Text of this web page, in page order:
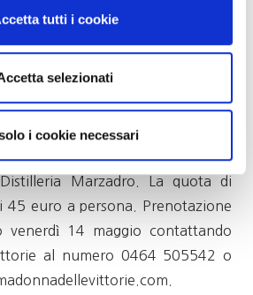
tutti i cookie
selezionati
i cookie necessari
Spirito di Primavera, visita
scoperta dello Chardonnay con
dove i prodotti Trota Oro
espressioni di questo vitigno,
che Trentodoc, e conclusione
Marzadro. La quota di
45 euro a persona. Prenotazione
venerdì 14 maggio contattando
al numero 0464 505542 o